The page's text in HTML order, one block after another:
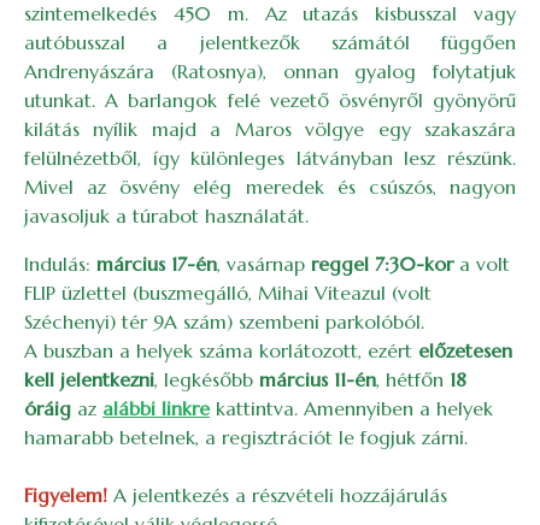
szintemelkedés 450 m. Az utazás kisbusszal vagy
autóbusszal a jelentkezők számától függően
Andrenyászára (Ratosnya), onnan gyalog folytatjuk
utunkat. A barlangok felé vezető ösvényről gyönyörű
kilátás nyílik majd a Maros völgye egy szakaszára
felülnézetből, így különleges látványban lesz részünk.
Mivel az ösvény elég meredek és csúszós, nagyon
javasoljuk a túrabot használatát.
Indulás: március 17-én, vasárnap reggel 7:30-kora volt
FLIP üzlettel (buszmegálló, Mihai Viteazul (volt
Széchenyi) tér 9A szám) szembeni parkolóból.
A buszban a helyek száma korlátozott, ezért előzetesen
kell jelentkezni, legkésőbb március 11-én, hétfőn 18
óráig az alábbi linkre kattintva. Amennyiben a helyek
hamarabb betelnek, a regisztrációt le fogjuk zárni.
Figyelem! A jelentkezés a részvételi hozzájárulás